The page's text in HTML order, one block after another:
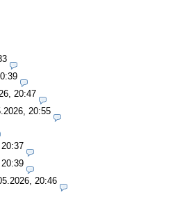
20:47
20:55
20:46